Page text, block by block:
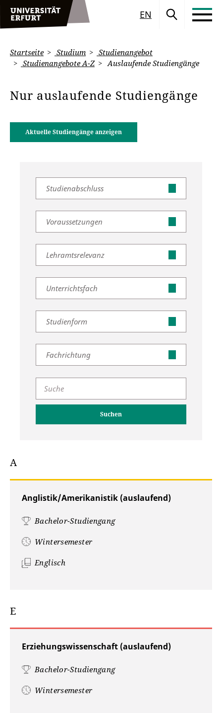
EN
Startseite Studium
Studienangebot
Studienangebote A-Z
Auslaufende Studiengänge
Nur auslaufende Studiengänge
Aktuelle Studiengänge anzeigen
Studienabschluss
Voraussetzungen
Lehramtsrelevanz
Unterrichtsfach
Studienform
Fachrichtung
Suchen
A
Anglistik/Amerikanistik (auslaufend)
Bachelor-Studiengang
Wintersemester
Englisch
E
Erziehungswissenschaft (auslaufend)
Bachelor-Studiengang
Wintersemester